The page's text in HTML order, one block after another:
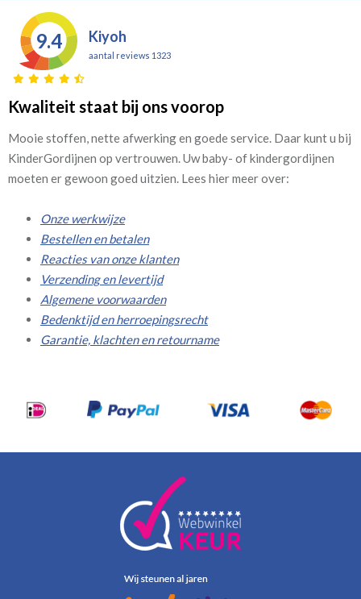
9.4 Kiyoh
aantal reviews 1323
Kwaliteit staat bij ons voorop
Mooie stoffen, nette afwerking en goede service. Daar kunt u bij
KinderGordijnen op vertrouwen. Uw baby- of kindergordijnen
moeten er gewoon goed uitzien. Lees hier meer over:
Onze werkwijze
Bestellen en betalen
Reacties van onze klanten
Verzending en levertijd
Algemene voorwaarden
Bedenktijd en herroepingsrecht
Garantie, klachten en retourname